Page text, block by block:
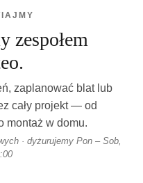
zespołem
zaplanować blat lub
cały projekt — od
montaż w domu.
· dyżurujemy Pon – Sob,